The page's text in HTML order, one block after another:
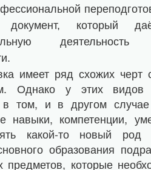
который
имеет ряд схожих
Однако у этих
том, и в другом случае
навыки, компетенции,
какой-то новый род
образования
предметов, которые